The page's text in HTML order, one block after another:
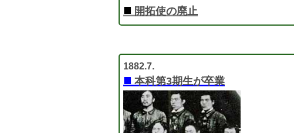
■ 開拓使の廃止
1882.7.
■ 本科第3期生が卒業